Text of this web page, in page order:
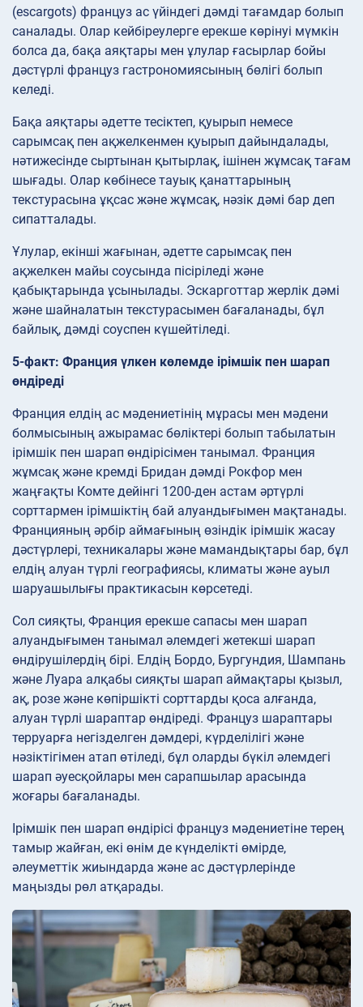
(escargots) француз ас үйіндегі дәмді тағамдар болып
саналады. Олар кейбіреулерге ерекше көрінуі мүмкін
болса да, бақа аяқтары мен ұлулар ғасырлар бойы
дәстүрлі француз гастрономиясының бөлігі болып
келеді.
Бақа аяқтары әдетте тесіктеп, қуырып немесе
сарымсақ пен ақжелкенмен қуырып дайындалады,
нәтижесінде сыртынан қытырлақ, ішінен жұмсақ тағам
шығады. Олар көбінесе тауық қанаттарының
текстурасына ұқсас және жұмсақ, нәзік дәмі бар деп
сипатталады.
Ұлулар, екінші жағынан, әдетте сарымсақ пен
ақжелкен майы соусында пісіріледі және
қабықтарында ұсынылады. Эскарготтар жерлік дәмі
және шайналатын текстурасымен бағаланады, бұл
байлық, дәмді соуспен күшейтіледі.
5-факт: Франция үлкен көлемде ірімшік пен шарап
өндіреді
Франция елдің ас мәдениетінің мұрасы мен мәдени
болмысының ажырамас бөліктері болып табылатын
ірімшік пен шарап өндірісімен танымал. Франция
жұмсақ және кремді Бридан дәмді Рокфор мен
жаңғақты Комте дейінгі 1200-ден астам әртүрлі
сорттармен ірімшіктің бай алуандығымен мақтанады.
Францияның әрбір аймағының өзіндік ірімшік жасау
дәстүрлері, техникалары және мамандықтары бар, бұл
елдің алуан түрлі географиясы, климаты және ауыл
шаруашылығы практикасын көрсетеді.
Сол сияқты, Франция ерекше сапасы мен шарап
алуандығымен танымал әлемдегі жетекші шарап
өндірушілердің бірі. Елдің Бордо, Бургундия, Шампань
және Луара алқабы сияқты шарап аймақтары қызыл,
ақ, розе және көпіршікті сорттарды қоса алғанда,
алуан түрлі шараптар өндіреді. Француз шараптары
терруарға негізделген дәмдері, күрделілігі және
нәзіктігімен атап өтіледі, бұл оларды бүкіл әлемдегі
шарап әуесқойлары мен сарапшылар арасында
жоғары бағаланады.
Ірімшік пен шарап өндірісі француз мәдениетіне терең
тамыр жайған, екі өнім де күнделікті өмірде,
әлеуметтік жиындарда және ас дәстүрлерінде
маңызды рөл атқарады.